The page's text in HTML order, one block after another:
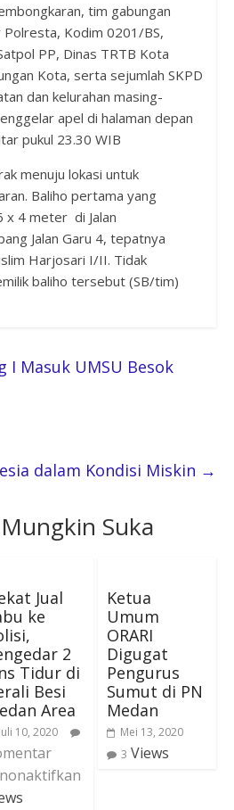
tim gabungan
Polresta, Kodim 0201/BS,
PP, Dinas TRTB Kota
Kota, serta sejumlah SKPD
dan kelurahan masing-
apel di halaman depan
pukul 23.30 WIB
menuju lokasi untuk
Baliho pertama yang
x 4 meter di Jalan
Jalan Garu 4, tepatnya
Harjosari I/II. Tidak
baliho tersebut(SB/tim)
I Masuk UMSU Besok
dalam Kondisi Miskin →
Suka
Jual
ke
2
Tidur di
Besi
Area
Juli 10, 2020
Ketua
Umum
ORARI
Digugat
Pengurus
Sumut di PN
Medan
Mei 13, 2020
3 Views